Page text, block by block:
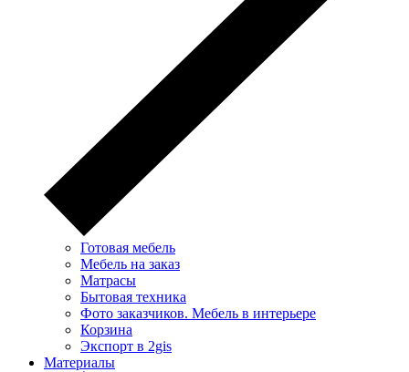
Готовая мебель
Мебель на заказ
Матрасы
Бытовая техника
Фото заказчиков. Мебель в интерьере
Корзина
Экспорт в 2gis
Материалы